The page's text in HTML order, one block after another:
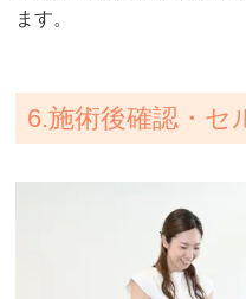
ます。
6.施術後確認・セ